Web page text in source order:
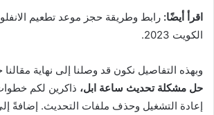
اقرأ أيضًا: رابط وطريقة حجز موعد تطعيم
الكويت 2023.
وبهذه التفاصيل نكون قد وصلنا إلى نهاية
حل مشكلة تحديث ساعة ابل، ذاكرين لكم
إعادة التشغيل وحذف ملفات التحديث. إضافةً إلى